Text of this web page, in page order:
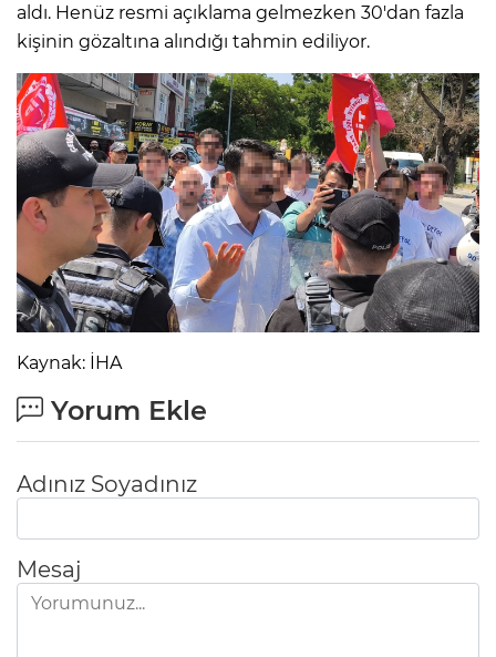
aldı. Henüz resmi açıklama gelmezken 30'dan fazla
kişinin gözaltına alındığı tahmin ediliyor.
Kaynak: İHA
Yorum Ekle
Adınız Soyadınız
Mesaj